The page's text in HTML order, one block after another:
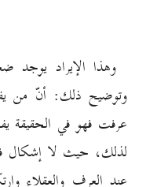
وهذا الإيراد يوجد
وتوضيح ذلك: أنّ من
عرفت فهو في الحقيقة
لذلك، حيث لا إشكال
عند العرف والعقلاء